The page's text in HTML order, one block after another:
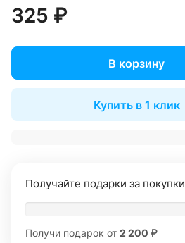
325 ₽
В корзину
Купить в 1 клик
Получайте подарки за покупки
Получи подарок от 2 200 ₽